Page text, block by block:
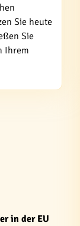
Sie heute
Sie
Ihrem
in der EU